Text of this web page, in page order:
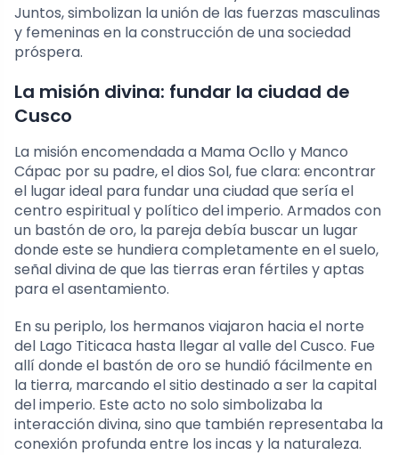
Juntos, simbolizan la unión de las fuerzas masculinas
y femeninas en la construcción de una sociedad
próspera.
La misión divina: fundar la ciudad de
Cusco
La misión encomendada a Mama Ocllo y Manco
Cápac por su padre, el dios Sol, fue clara: encontrar
el lugar ideal para fundar una ciudad que sería el
centro espiritual y político del imperio. Armados con
un bastón de oro, la pareja debía buscar un lugar
donde este se hundiera completamente en el suelo,
señal divina de que las tierras eran fértiles y aptas
para el asentamiento.
En su periplo, los hermanos viajaron hacia el norte
del Lago Titicaca hasta llegar al valle del Cusco. Fue
allí donde el bastón de oro se hundió fácilmente en
la tierra, marcando el sitio destinado a ser la capital
del imperio. Este acto no solo simbolizaba la
interacción divina, sino que también representaba la
conexión profunda entre los incas y la naturaleza.